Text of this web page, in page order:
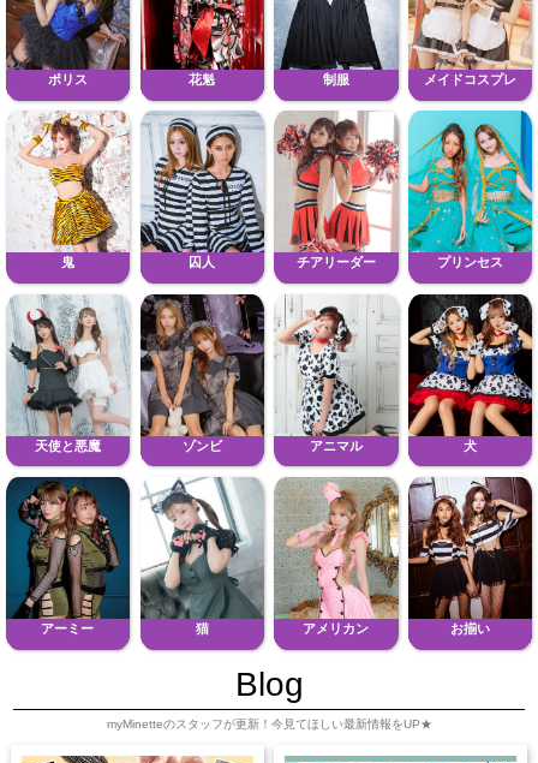
ポリス 花魁 制服 メイドコスプレ
鬼 囚人 チアリーダー プリンセス
天使と悪魔 ゾンビ アニマル 犬
アーミー 猫 アメリカン お揃い
Blog
myMinetteのスタッフが更新！今見てほしい最新情報をUP★